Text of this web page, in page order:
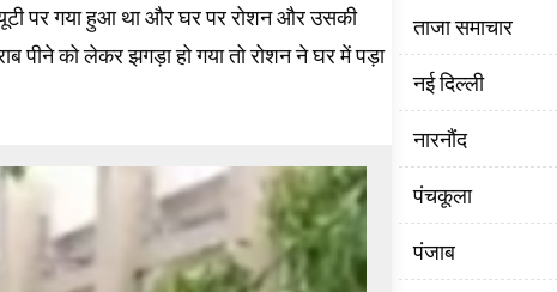
पर गया हुआ था और घर पर रोशन और उसकी
पीने को लेकर झगड़ा हो गया तो रोशन ने घर में पड़ा
ताजा समाचार
नई दिल्ली
नारनौंद
पंचकूला
पंजाब